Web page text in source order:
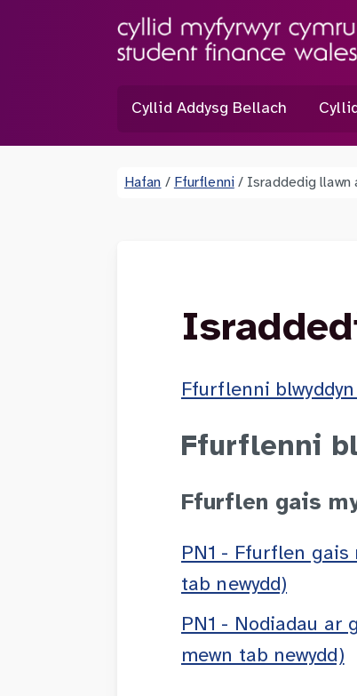
Cyllid Addysg Bellach
Hafan / Ffurflenni / Israddedig llawn
Ffurflenni
Ffurflenni
Ffurflen gais
PN1 - Ffurflen gais
tab newydd)
PN1 - Nodiadau ar
mewn tab newydd)